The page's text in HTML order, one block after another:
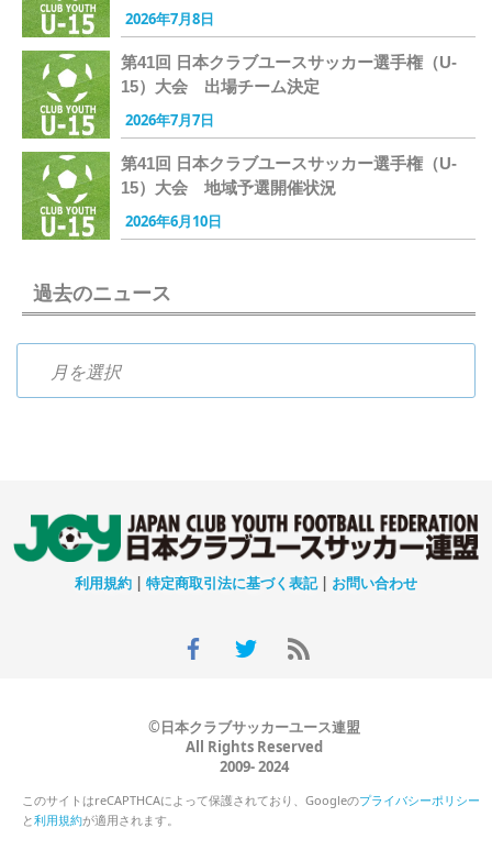
2026年7月8日
第41回 日本クラブユースサッカー選手権（U-
15）大会 出場チーム決定
2026年7月7日
第41回 日本クラブユースサッカー選手権（U-
15）大会 地域予選開催状況
2026年6月10日
過去のニュース
利用規約 | 特定商取引法に基づく表記| お問い合わせ
©日本クラブサッカーユース連盟
All Rights Reserved
2009- 2024
このサイトはreCAPTHCAによって保護されており、Googleのプライバシーポリシー
と利用規約が適用されます。